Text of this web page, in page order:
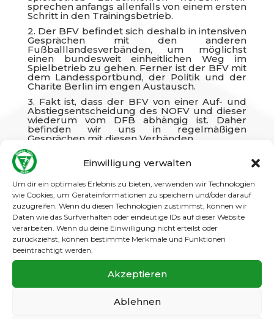
Einwilligung verwalten
Um dir ein optimales Erlebnis zu bieten, verwenden wir Technologien
wie Cookies, um Geräteinformationen zu speichern und/oder darauf
zuzugreifen. Wenn du diesen Technologien zustimmst, können wir
Daten wie das Surfverhalten oder eindeutige IDs auf dieser Website
verarbeiten. Wenn du deine Einwilligung nicht erteilst oder
zurückziehst, können bestimmte Merkmale und Funktionen
beeinträchtigt werden.
Akzeptieren
Ablehnen
sprechen anfangs allenfalls von einem ersten
Schritt in den Trainingsbetrieb.
2. Der BFV befindet sich deshalb in intensiven
Gesprächen mit den anderen
Fußballlandesverbänden, um möglichst
einen bundesweit einheitlichen Weg im
Spielbetrieb zu gehen. Ferner ist der BFV mit
dem Landessportbund, der Politik und der
Charite Berlin im engen Austausch.
3. Fakt ist, dass der BFV von einer Auf- und
Abstiegsentscheidung des NOFV und dieser
wiederum vom DFB abhängig ist. Daher
befinden wir uns in regelmäßigen
Gesprächen mit diesen Verbänden.
4. Es gilt unbedingt, einen großen
bundesweiten Flickenteppich zu vermeiden.
Es hilft keinem Verband, eine einzelne
Entscheidung für sich zu treffen. Wenn
beispielsweise eine Saison in Berlin vorzeitig
beendet, jedoch in anderen Verbänden
fortgeführt wird, gibt es unterschiedliche
Saisonstarts 2020/21, was auch unter dem
Aspekt von bundesweiten Vereinswechseln
zu weitreichenden Schwierigkeiten führt.
5. Daher tagen am Montag, 20. April
abermals die Landesverbände sowie später
am Tag die BFV-AG Spielbetrieb, um die
derzeitigen sinnvollen Szenarien zu
besprechen und abzuwägen. Ferner tagt am
Dienstag, 21. April 2020 der Senat von Berlin.
Am 22. April 2020 treffen sich erneut die